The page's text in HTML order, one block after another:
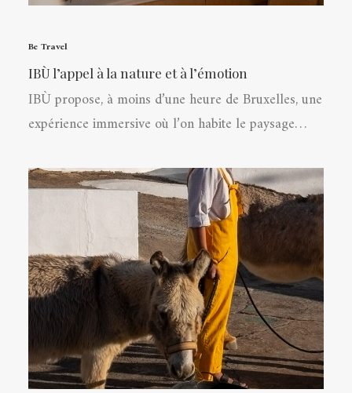
Be Travel
IBÙ l’appel à la nature et à l’émotion
IBÙ propose, à moins d’une heure de Bruxelles, une
expérience immersive où l’on habite le paysage…